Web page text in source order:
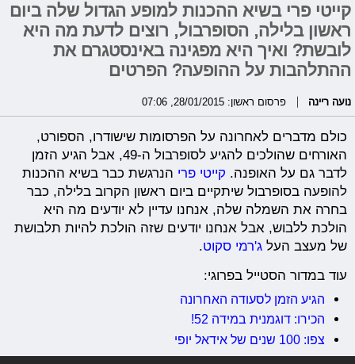
קייטי פרי בשיא ההכנות למופע הגדול שלה ביום
ראשון בלילה, הסופרבול, רוצים לדעת מה היא
לובשת? ואיך היא מפגינה באינסטגרם את
ההתלהבות על ההופעה? הפרטים
נועה ריינה פרסום ראשון: 28/01/2015, 07:06
כולם מדברים לאחרונה על הפרסומות שישודרו, הספורט,
האורחים שהולכים להגיע לסופרבול ה-49, אבל הגיע הזמן
לדבר גם על האופנה. קייטי פרי הנרגשת כבר בשיא ההכנות
להופעה בסופרבול שיתקיים ביום ראשון הקרוב בלילה, כבר
בחרה את השמלה שלה, אנחנו עדיין לא יודעים מה היא
הולכת ללבוש, אבל אנחנו יודעים שזה הולכת להיות תלבושת
של מעצב העלג'רמי סקוט.
עוד במדור הסטייל בפרוגי:
הגיע הזמן לסעודה האחרונה
הכירו: דוגמנית במידה 52!
צפו: 100 שנים של אידאל יופי